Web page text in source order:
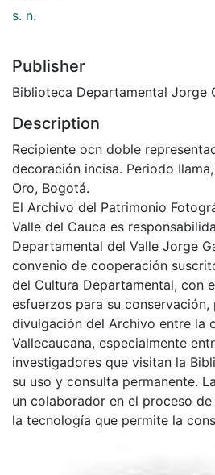
s. n.
Publisher
Biblioteca Departamental Jorge
Description
Recipiente ocn doble
decoración incisa. Periodo
Oro, Bogotá.
El Archivo del Patrimonio
Valle del Cauca es
Departamental del Valle Jorge
convenio de cooperación
del Cultura Departamental, con
esfuerzos para su conservación,
divulgación del Archivo entre la
Vallecaucana, especialmente
investigadores que visitan la
su uso y consulta permanente.
un colaborador en el proceso
la tecnología que permite la